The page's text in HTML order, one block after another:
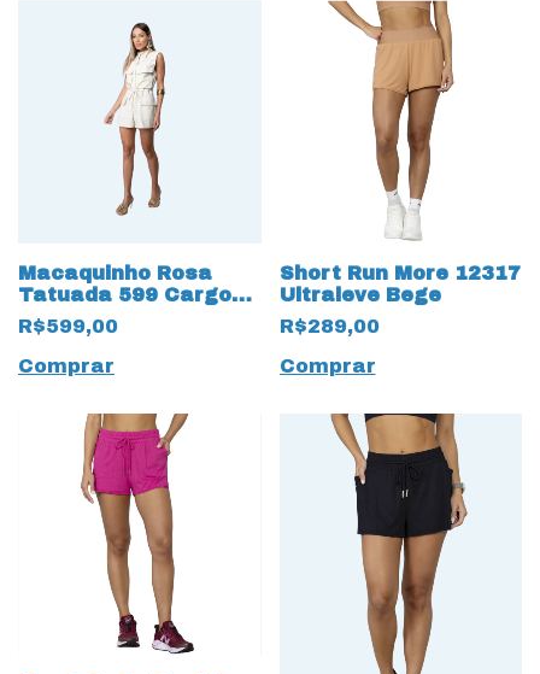
Macaquinho Rosa
Tatuada 599 Cargo
Linho
R$599,00
Comprar
Short Run More 12317
Ultraleve Bege
R$289,00
Comprar